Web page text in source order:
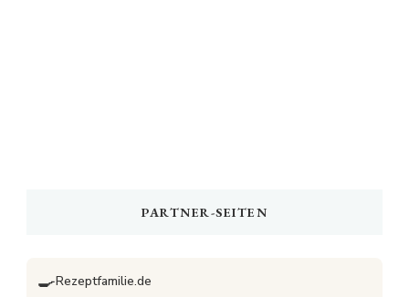
PARTNER-SEITEN
🍳Rezeptfamilie.de